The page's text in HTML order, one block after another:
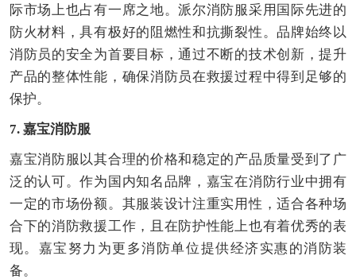
际市场上也占有一席之地。派尔消防服采用国际先进的
防火材料，具有极好的阻燃性和抗撕裂性。品牌始终以
消防员的安全为首要目标，通过不断的技术创新，提升
产品的整体性能，确保消防员在救援过程中得到足够的
保护。
7. 嘉宝消防服
嘉宝消防服以其合理的价格和稳定的产品质量受到了广
泛的认可。作为国内知名品牌，嘉宝在消防行业中拥有
一定的市场份额。其服装设计注重实用性，适合各种场
合下的消防救援工作，且在防护性能上也有着优秀的表
现。嘉宝努力为更多消防单位提供经济实惠的消防装
备。